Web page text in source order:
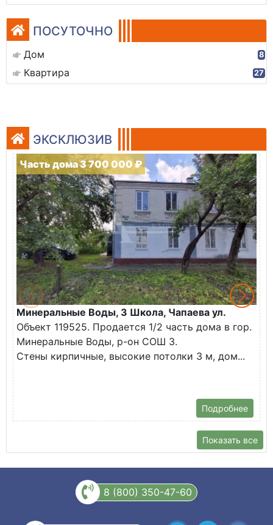
ПОСУТОЧНО
Дом 8
Квартира 27
ЭКСКЛЮЗИВ
Часть дома 3 700 000 ₽
Минеральные Воды, 3 Школа, Чапаева ул.
Объект 119525. Продается 1/2 часть дома в гор.
Минеральные Воды, р-он СОШ 3.
Стены кирпичные, высокие потолки 3 м, дом...
Подробнее
Показать все
8 (800) 350-47-60